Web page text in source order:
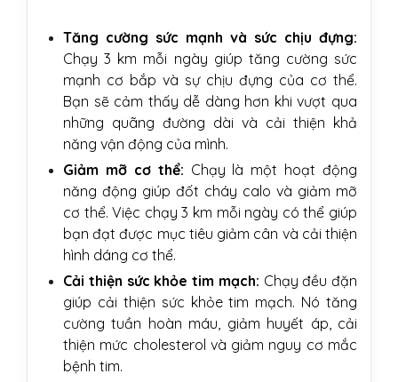
Tăng cường sức mạnh và sức chịu đựng:
Chạy 3 km mỗi ngày giúp tăng cường sức
mạnh cơ bắp và sự chịu đựng của cơ thể.
Bạn sẽ cảm thấy dễ dàng hơn khi vượt qua
những quãng đường dài và cải thiện khả
năng vận động của mình.
Giảm mỡ cơ thể: Chạy là một hoạt động
năng động giúp đốt cháy calo và giảm mỡ
cơ thể. Việc chạy 3 km mỗi ngày có thể giúp
bạn đạt được mục tiêu giảm cân và cải thiện
hình dáng cơ thể.
Cải thiện sức khỏe tim mạch: Chạy đều đặn
giúp cải thiện sức khỏe tim mạch. Nó tăng
cường tuần hoàn máu, giảm huyết áp, cải
thiện mức cholesterol và giảm nguy cơ mắc
bệnh tim.